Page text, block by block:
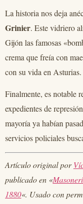
La historia nos deja
Grinier. Este vidriero
Gijón las famosas
crema que freía con
con su vida en Asturias.
Finalmente, es notable
expedientes de
mayoría ya habían
servicios policiales
Artículo original por
publicado en «
1880«. Usado con